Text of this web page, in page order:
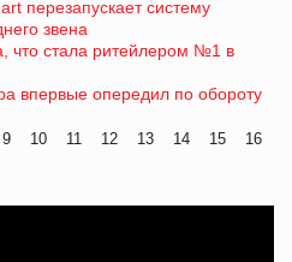
перезапускает систему
звена
что стала ритейлером №1 в
впервые опередил по обороту
9 10 11 12 13 14 15
16